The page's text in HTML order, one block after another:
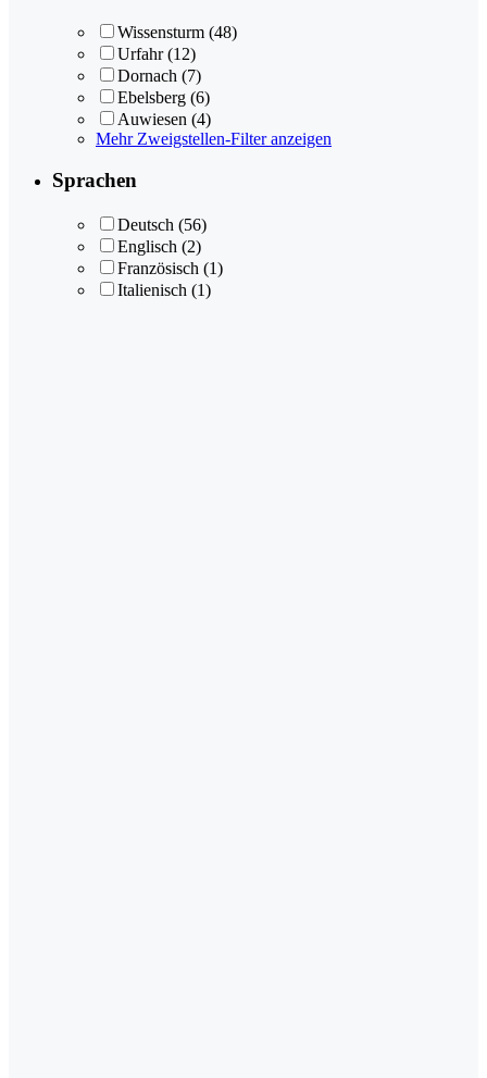
Wissensturm (48)
Urfahr (12)
Dornach (7)
Ebelsberg (6)
Auwiesen (4)
Mehr Zweigstellen-Filter anzeigen
Sprachen
Deutsch (56)
Englisch (2)
Französisch (1)
Italienisch (1)